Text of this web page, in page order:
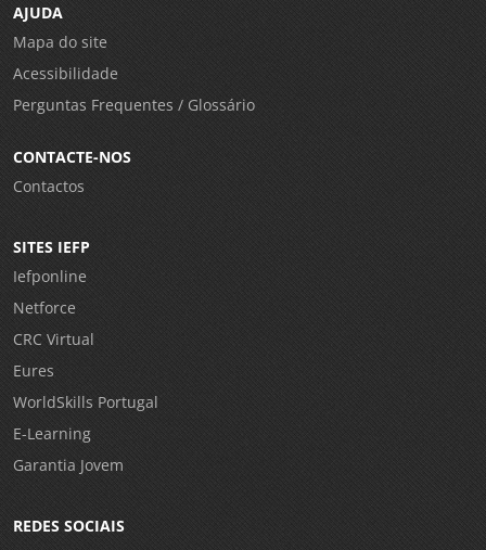
AJUDA
Mapa do site
Acessibilidade
Perguntas Frequentes / Glossário
CONTACTE-NOS
Contactos
SITES IEFP
Iefponline
Netforce
CRC Virtual
Eures
WorldSkills Portugal
E-Learning
Garantia Jovem
REDES SOCIAIS